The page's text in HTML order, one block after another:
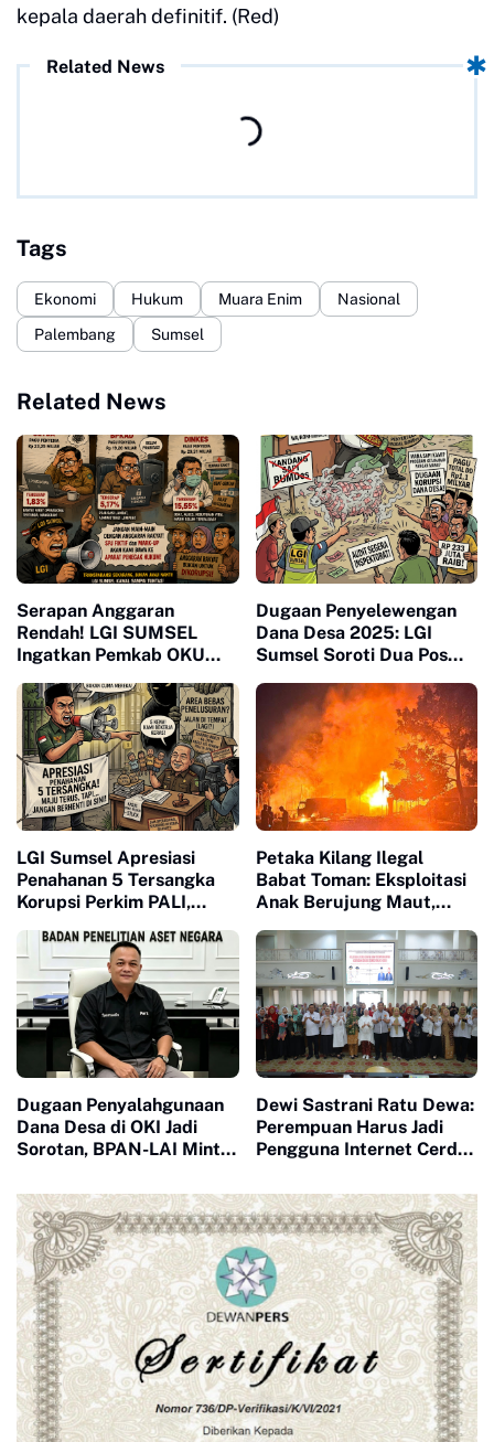
kepala daerah definitif. (Red)
Related News
Tags
Ekonomi Hukum Muara Enim
Nasional
Palembang
Sumsel
Related News
Serapan Anggaran
Rendah! LGI SUMSEL
Ingatkan Pemkab OKU
Manipulasi SPJ
Dugaan Penyelewengan
Dana Desa 2025: LGI
Sumsel Soroti Dua Pos
BUMDes Tanjung Besar
Senilai Lebih Rp233 Juta
Diduga Fiktif
LGI Sumsel Apresiasi
Penahanan 5 Tersangka
Korupsi Perkim PALI,
Keterlibatan Aktor
Intelektual
Petaka Kilang Ilegal
Babat Toman: Eksploitasi
Anak Berujung Maut,
Dugaan Penyalahgunaan
Dana Desa di OKI Jadi
Sorotan, BPAN-LAI Minta
Dipercepat
Dewi Sastrani Ratu Dewa:
Perempuan Harus Jadi
Pengguna Internet Cerdas